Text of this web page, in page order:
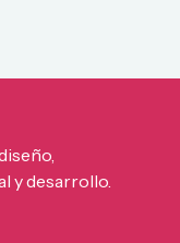
y desarrollo.